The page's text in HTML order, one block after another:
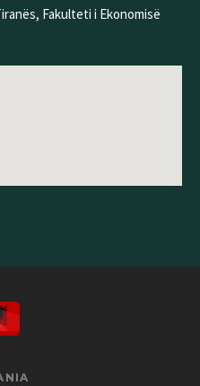
Fakulteti i Ekonomisë